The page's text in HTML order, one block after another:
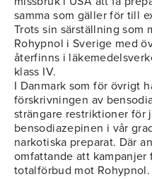
samma som gäller för till
Trots sin särställning som
Rohypnol i Sverige med
återfinns i
klass IV.
I Danmark som för övrigt
förskrivningen av
strängare restriktioner för
bensodiazepinen i vår
narkotiska preparat. Där
omfattande att
totalförbud mot Rohypnol.